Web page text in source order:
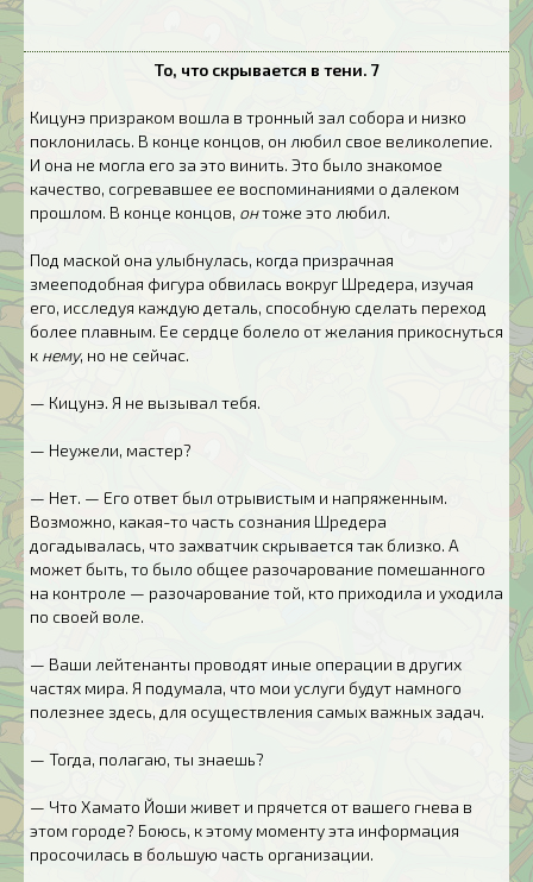
То, что скрывается в тени. 7
Кицунэ призраком вошла в тронный зал собора и низко
поклонилась. В конце концов, он любил свое великолепие.
И она не могла его за это винить. Это было знакомое
качество, согревавшее ее воспоминаниями о далеком
прошлом. В конце концов, онтоже это любил.
Под маской она улыбнулась, когда призрачная
змееподобная фигура обвилась вокруг Шредера, изучая
его, исследуя каждую деталь, способную сделать переход
более плавным. Ее сердце болело от желания прикоснуться
к нему, но не сейчас.
— Кицунэ. Я не вызывал тебя.
— Неужели, мастер?
— Нет. — Его ответ был отрывистым и напряженным.
Возможно, какая-то часть сознания Шредера
догадывалась, что захватчик скрывается так близко. А
может быть, то было общее разочарование помешанного
на контроле — разочарование той, кто приходила и уходила
по своей воле.
— Ваши лейтенанты проводят иные операции в других
частях мира. Я подумала, что мои услуги будут намного
полезнее здесь, для осуществления самых важных задач.
— Тогда, полагаю, ты знаешь?
— Что Хамато Йоши живет и прячется от вашего гнева в
этом городе? Боюсь, к этому моменту эта информация
просочилась в большую часть организации.